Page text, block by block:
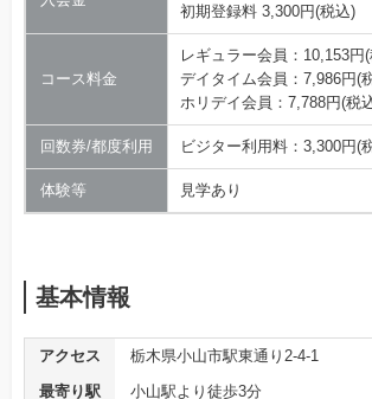
初期登録料 3,300円(税込)
コース料金
レギュラー会員：10,153円(
デイタイム会員：7,986円(
ホリデイ会員：7,788円(税込
回数券/都度利用 ビジター利用料：3,300円(
体験等 見学あり
基本情報
アクセス
栃木県小山市駅東通り2-4-1
最寄り駅
小山駅より徒歩3分